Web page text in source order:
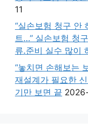
11
“실손보험 청구 안
트…” 실손보험 청
류.준비 실수 많이
“놓치면 손해보는
재설계가 필요한
기만 보면 끝